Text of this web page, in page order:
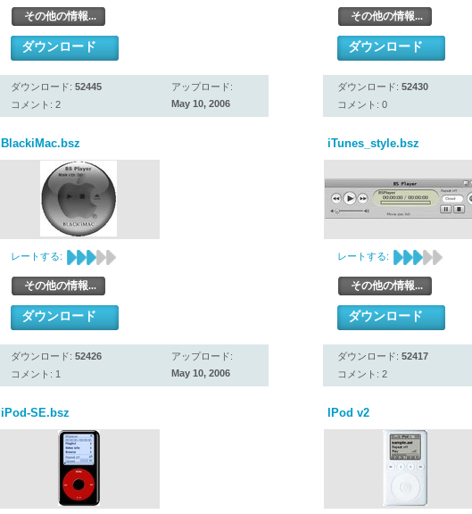
その他の情報...
ダウンロード
ダウンロード: 52445
コメント: 2
アップロード:
May 10, 2006
その他の情報...
ダウンロード
ダウンロード: 52430
コメント: 0
BlackiMac.bsz
レートする:
その他の情報...
ダウンロード
ダウンロード: 52426
コメント: 1
アップロード:
May 10, 2006
iTunes_style.bsz
レートする:
その他の情報...
ダウンロード
ダウンロード: 52417
コメント: 2
iPod-SE.bsz IPod v2